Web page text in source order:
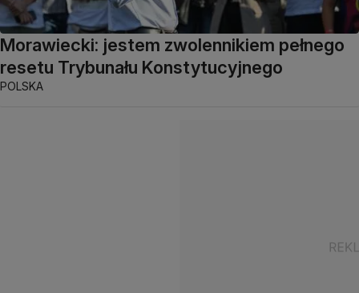
Morawiecki: jestem zwolennikiem pełnego
resetu Trybunału Konstytucyjnego
POLSKA